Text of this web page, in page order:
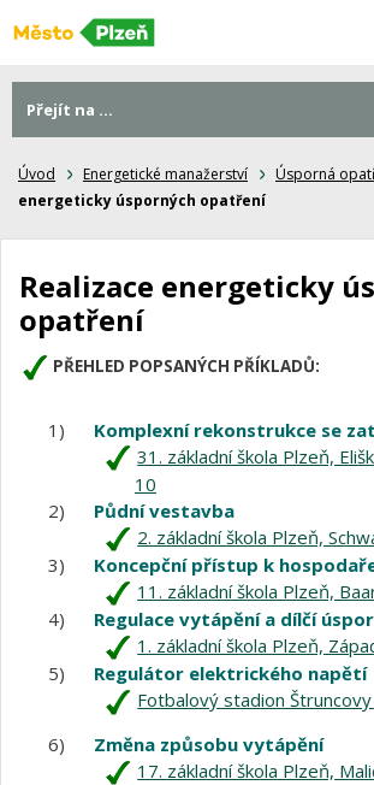
Úvod Energetické manažerství Úsporná
energeticky úsporných opatření
Realizace energeticky
opatření
PŘEHLED POPSANÝCH PŘÍKLADŮ:
1)
Komplexní rekonstrukce se
31. základní škola Plzeň,
10
2)
Půdní vestavba
2. základní škola Plzeň,
3)
Koncepční přístup k
11. základní škola Plzeň,
4)
Regulace vytápění a dílčí
1. základní škola Plzeň,
5)
Regulátor elektrického napětí
Fotbalový stadion
6)
Změna způsobu vytápění
17. základní škola Plzeň,
Přejít na ...